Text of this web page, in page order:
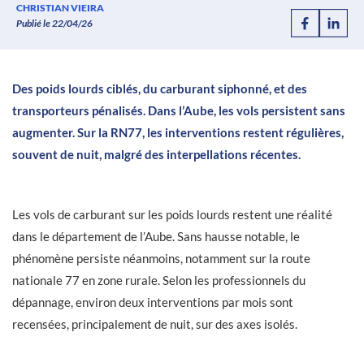
CHRISTIAN VIEIRA
Publié le 22/04/26
0:06 / 0:12
Des poids lourds ciblés, du carburant siphonné, et des
transporteurs pénalisés. Dans l’Aube, les vols persistent sans
augmenter. Sur la RN77, les interventions restent régulières,
souvent de nuit, malgré des interpellations récentes.
Les vols de carburant sur les poids lourds restent une réalité
dans le département de l’Aube. Sans hausse notable, le
phénomène persiste néanmoins, notamment sur la route
nationale 77 en zone rurale. Selon les professionnels du
dépannage, environ deux interventions par mois sont
recensées, principalement de nuit, sur des axes isolés.